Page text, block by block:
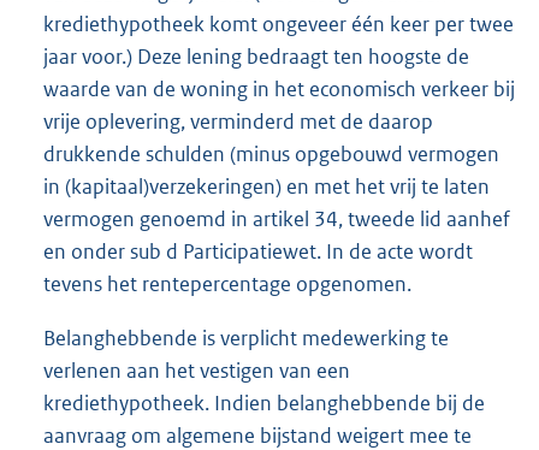
krediethypotheek komt ongeveer één keer per twee
jaar voor.) Deze lening bedraagt ten hoogste de
waarde van de woning in het economisch verkeer bij
vrije oplevering, verminderd met de daarop
drukkende schulden (minus opgebouwd vermogen
in (kapitaal)verzekeringen) en met het vrij te laten
vermogen genoemd in artikel 34, tweede lid aanhef
en onder sub d Participatiewet. In de acte wordt
tevens het rentepercentage opgenomen.
Belanghebbende is verplicht medewerking te
verlenen aan het vestigen van een
krediethypotheek. Indien belanghebbende bij de
aanvraag om algemene bijstand weigert mee te